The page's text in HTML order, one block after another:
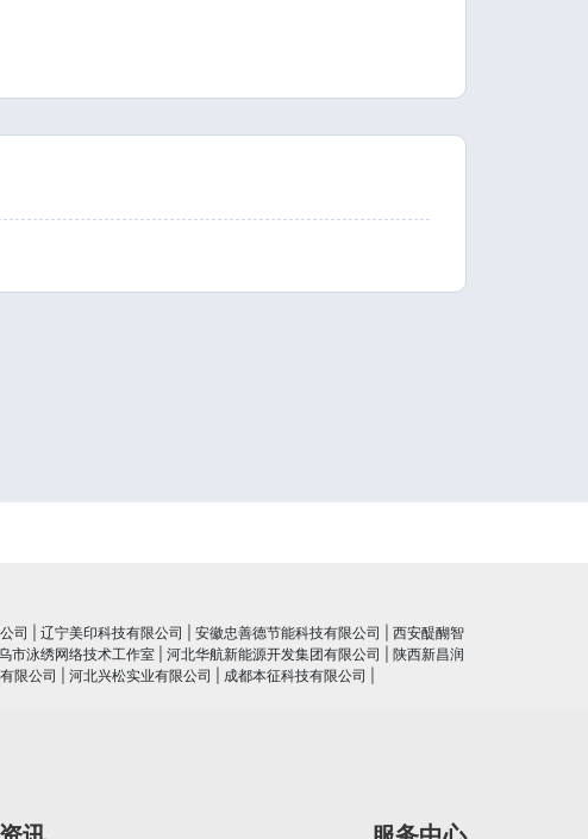
司 辽宁美印科技有限公司 安徽忠善德节能科技有限公司
西安醍醐智
市泳绣网络技术工作室 河北华航新能源开发集团有限公司
陕西新昌润
限公司 河北兴松实业有限公司 成都本征科技有限公司